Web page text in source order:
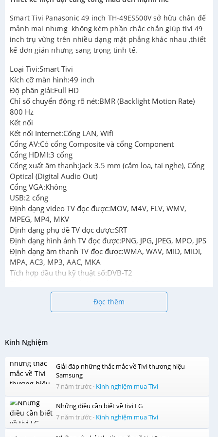
Kinh Nghiệm
Giải đáp những thắc mắc về Tivi thương hiệu
Samsung
7 năm trước · Kinh nghiệm mua Tivi
Những điều cần biết về tivi LG
7 năm trước · Kinh nghiệm mua Tivi
Smart Tivi Panasonic 49 inch TH-49ES500V sở hữu chân đế
mảnh mai nhưng không kém phần chắc chắn giúp tivi 49
inch trụ vững trên nhiều dạng mặt phẳng khác nhau ,thiết
kế đơn giản nhưng sang trọng tinh tế.
Loại Tivi:Smart Tivi
Kích cỡ màn hình:49 inch
Độ phân giải:Full HD
Chỉ số chuyển động rõ nét:BMR (Backlight Motion Rate)
800 Hz
Kết nối
Kết nối Internet:Cổng LAN, Wifi
Cổng AV:Có cổng Composite và cổng Component
Cổng HDMI:3 cổng
Cổng xuất âm thanh:Jack 3.5 mm (cắm loa, tai nghe), Cổng
Optical (Digital Audio Out)
Cổng VGA:Không
USB:2 cổng
Định dạng video TV đọc được:MOV, M4V, FLV, WMV,
MPEG, MP4, MKV
Định dạng phụ đề TV đọc được:SRT
Định dạng hình ảnh TV đọc được:PNG, JPG, JPEG, MPO, JPS
Định dạng âm thanh TV đọc được:WMA, WAV, MID, MIDI,
MPA, AC3, MP3, AAC, MKA
Tích hợp đầu thu kỹ thuật số:DVB-T2
Hệ điều hành, giao diện:My Home Screen
Các ứng dụng sẵn có:Trình duyệt web, Ngoisao.net,
Netflix
Remote thông minh:Không dùng được
TV Remote
Kết nối không dây với điện thoại, máy tính bảng:Chiếu màn
hình Screen Mirroring
Kết nối Bàn phím, chuột:Không
Công nghệ hình ảnh, âm thanh
Công nghệ xử lý hình ảnh:Tấm nền IPS với công nghệ
Super Bright Panel, Công nghệ tái tạo màu Hexa Chroma
Đọc thêm